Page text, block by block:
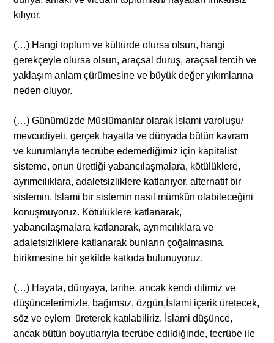
kılıyor.
(…) Hangi toplum ve kültürde olursa olsun, hangi
gerekçeyle olursa olsun, araçsal duruş, araçsal tercih ve
yaklaşım anlam çürümesine ve büyük değer yıkımlarına
neden oluyor.
(…) Günümüzde Müslümanlar olarak İslami varoluşu/
mevcudiyeti, gerçek hayatta ve dünyada bütün kavram
ve kurumlarıyla tecrübe edemediğimiz için kapitalist
sisteme, onun ürettiği yabancılaşmalara, kötülüklere,
ayrımcılıklara, adaletsizliklere katlanıyor, alternatif bir
sistemin, İslami bir sistemin nasıl mümkün olabileceğini
konuşmuyoruz. Kötülüklere katlanarak,
yabancılaşmalara katlanarak, ayrımcılıklara ve
adaletsizliklere katlanarak bunların çoğalmasına,
birikmesine bir şekilde katkıda bulunuyoruz.
(…) Hayata, dünyaya, tarihe, ancak kendi dilimiz ve
düşüncelerimizle, bağımsız, özgün,İslami içerik üretecek,
söz ve eylem üreterek katılabiliriz. İslami düşünce,
ancak bütün boyutlarıyla tecrübe edildiğinde, tecrübe ile